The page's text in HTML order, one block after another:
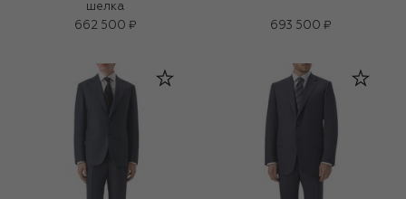
шелка
662 500 ₽
693 500 ₽